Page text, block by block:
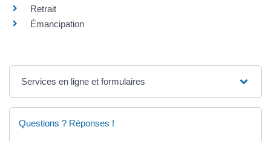
Retrait
Émancipation
Services en ligne et formulaires
Questions ? Réponses !